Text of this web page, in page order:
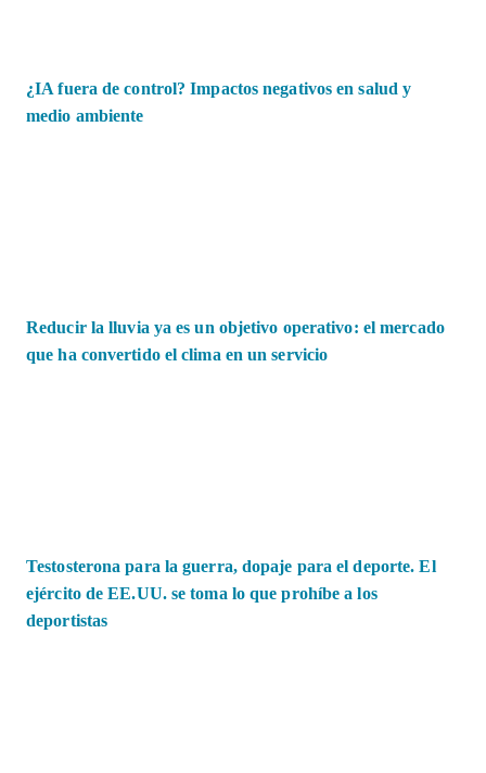
¿IA fuera de control? Impactos negativos en salud y
medio ambiente
Reducir la lluvia ya es un objetivo operativo: el mercado
que ha convertido el clima en un servicio
Testosterona para la guerra, dopaje para el deporte. El
ejército de EE.UU. se toma lo que prohíbe a los
deportistas